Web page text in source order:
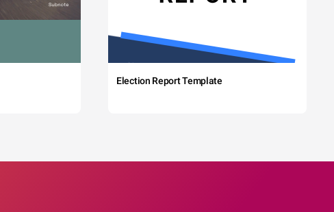
Election Report Template